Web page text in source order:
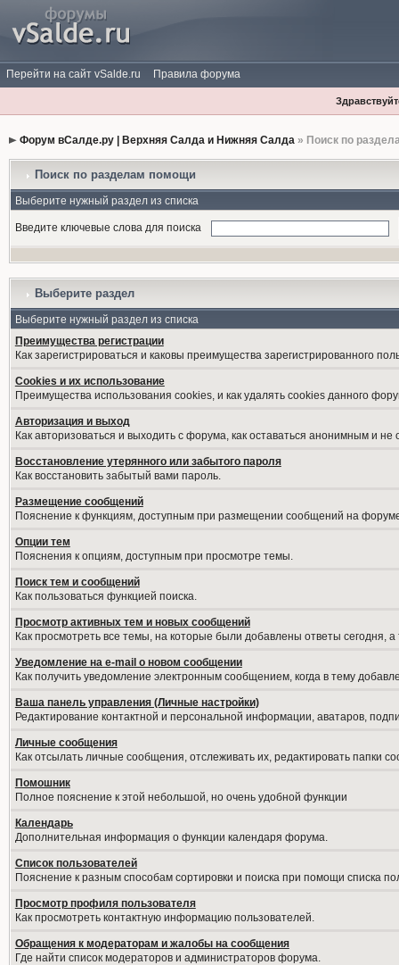
Перейти на сайт vSalde.ru Правила форума
Форум вСалде.ру | Верхняя Салда и Нижняя Салда» Поиск по
Поиск по разделам помощи
Выберите нужный раздел из списка
Введите ключевые слова для поиска
Выберите раздел
Выберите нужный раздел из списка
Преимущества регистрации
Как зарегистрироваться и каковы преимущества зарегистрированного
Cookies и их использование
Преимущества использования cookies, и как удалять cookies данного
Авторизация и выход
Как авторизоваться и выходить с форума, как оставаться анонимным и
Восстановление утерянного или забытого пароля
Как восстановить забытый вами пароль.
Размещение сообщений
Пояснение к функциям, доступным при размещении сообщений на
Опции тем
Пояснения к опциям, доступным при просмотре темы.
Поиск тем и сообщений
Как пользоваться функцией поиска.
Просмотр активных тем и новых сообщений
Как просмотреть все темы, на которые были добавлены ответы сегодня,
Уведомление на е-mail о новом сообщении
Как получить уведомление электронным сообщением, когда в тему
Ваша панель управления (Личные настройки)
Редактирование контактной и персональной информации, аватаров,
Личные сообщения
Как отсылать личные сообщения, отслеживать их, редактировать папки
Помошник
Полное пояснение к этой небольшой, но очень удобной функции
Календарь
Дополнительная информация о функции календаря форума.
Список пользователей
Пояснение к разным способам сортировки и поиска при помощи списка
Просмотр профиля пользователя
Как просмотреть контактную информацию пользователей.
Обращения к модераторам и жалобы на сообщения
Где найти список модераторов и администраторов форума.